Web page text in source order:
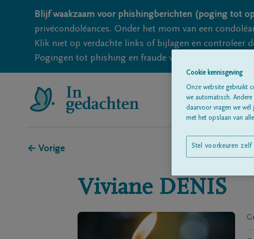
Blijf waakzaam voor phishingberichten (poging tot
privécondoléances. Onder het mom van een
Klik niet op verdachte links of bijlagen en controleer
Pogingen tot phishing en fraude vallen echter nooit
← Vorige
Viviane DENIS
Cookie kennisgeving
Onze website gebruikt
we automatisch.
daarvoor vragen we
met het opslaan van
Stel voorkeuren zelf